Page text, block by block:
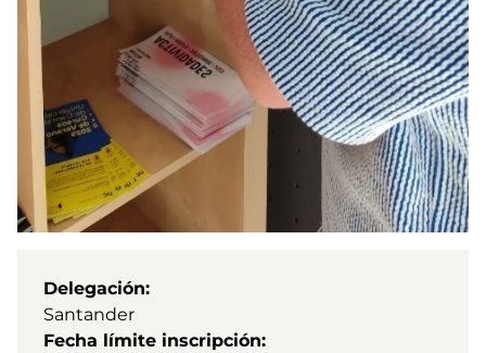
Delegación
Santander
Fecha límite inscripción